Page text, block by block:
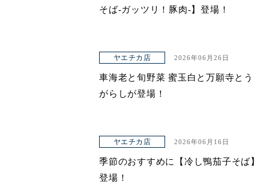
そば-ガッツリ！豚肉-】登場！
ヤエチカ店 2026年06月26日
車海老と旬野菜 蜜玉白と万願寺とう
がらしが登場！
ヤエチカ店 2026年06月16日
季節のおすすめに【冷し鴨茄子そば】
登場！